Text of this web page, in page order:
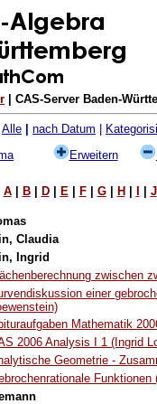
| CAS-Server Baden-
Alle nach Datum
Erweitern
A| B| D| E| F| G| H J
Claudia
Ingrid
zwischen
einer
Mathematik
2006 Analysis I 1 (Ingrid
Geometrie -
Funktionen